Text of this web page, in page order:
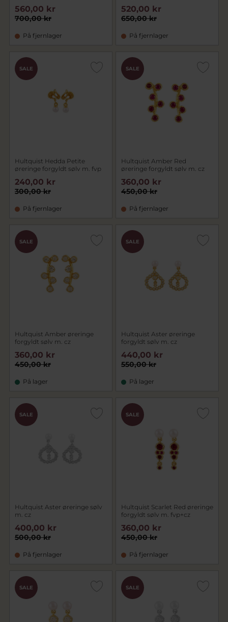
700,00 kr
560,00 kr
På fjernlager
650,00 kr
520,00 kr
På fjernlager
SALE
Hultquist Hedda Petite
øreringe forgyldt sølv m. fvp
300,00 kr
240,00 kr
På fjernlager
SALE
Hultquist Amber Red
øreringe forgyldt sølv m. cz
450,00 kr
360,00 kr
På fjernlager
SALE
Hultquist Amber øreringe
forgyldt sølv m. cz
450,00 kr
360,00 kr
På lager
SALE
Hultquist Aster øreringe
forgyldt sølv m. cz
550,00 kr
440,00 kr
På lager
SALE
Hultquist Aster øreringe sølv
m. cz
500,00 kr
400,00 kr
På fjernlager
SALE
Hultquist Scarlet Red øreringe
forgyldt sølv m. fvp+cz
450,00 kr
360,00 kr
På fjernlager
SALE SALE